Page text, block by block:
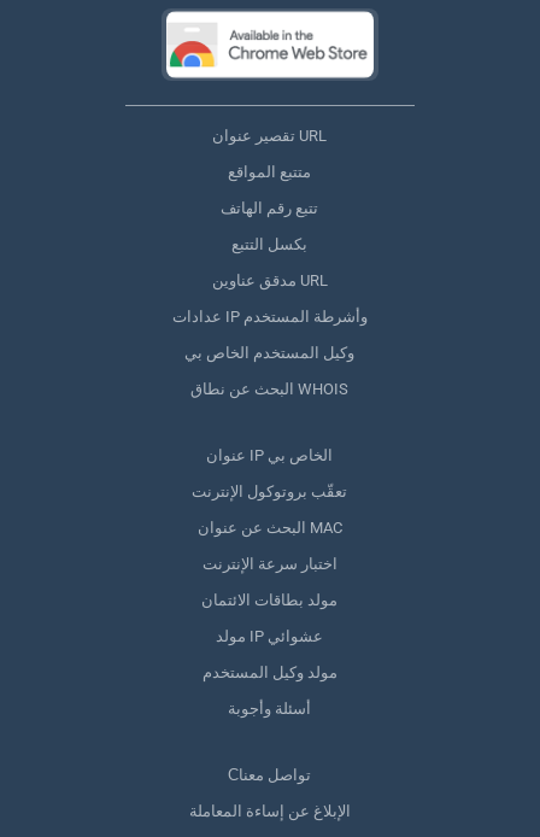
تقصير عنوان URL
متتبع المواقع
تتبع رقم الهاتف
بكسل التتبع
مدقق عناوين URL
عدادات IP وأشرطة المستخدم
وكيل المستخدم الخاص بي
البحث عن نطاق WHOIS
عنوان IP الخاص بي
تعقّب بروتوكول الإنترنت
البحث عن عنوان MAC
اختبار سرعة الإنترنت
مولد بطاقات الائتمان
مولد IP عشوائي
مولد وكيل المستخدم
أسئلة وأجوبة
Сتواصل معنا
الإبلاغ عن إساءة المعاملة